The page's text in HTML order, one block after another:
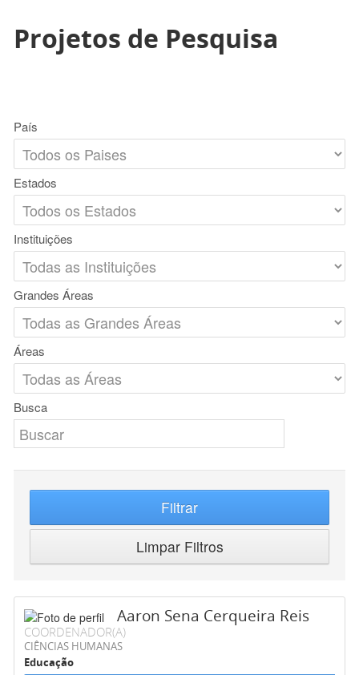
Projetos de Pesquisa
País
Estados
Instituições
Grandes Áreas
Áreas
Busca
Filtrar
Limpar Filtros
Aaron Sena Cerqueira Reis
COORDENADOR(A)
CIÊNCIAS HUMANAS
Educação